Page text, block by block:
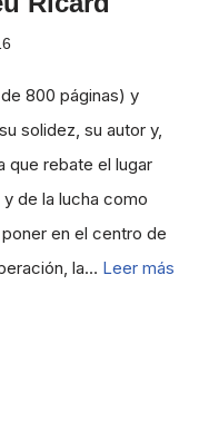
800 páginas) y
solidez, su autor y,
que rebate el lugar
de la lucha como
en el centro de
la… Leer más